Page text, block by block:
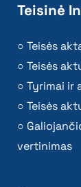
Teisinė
Teisės
Teisės
Tyrimai ir
Teisės
vertinimas